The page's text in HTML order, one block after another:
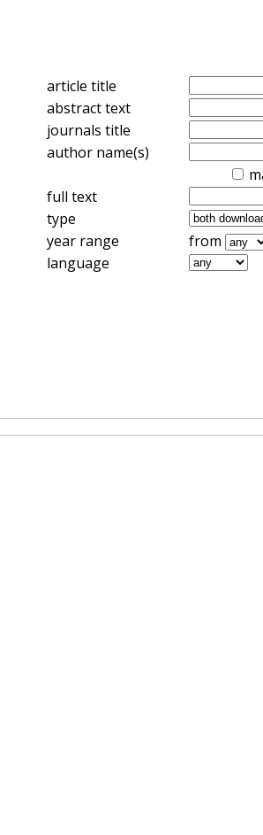
article title
abstract text
journals title
author name(s)
full text
type
year range
from
language